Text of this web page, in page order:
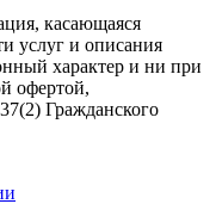
касающаяся
услуг и описания
характер и ни при
офертой,
Гражданского